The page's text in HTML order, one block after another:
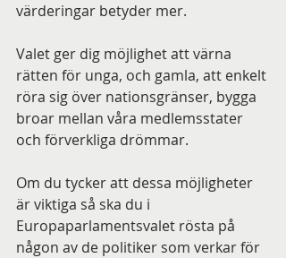
värderingar betyder mer.
Valet ger dig möjlighet att värna
rätten för unga, och gamla, att enkelt
röra sig över nationsgränser, bygga
broar mellan våra medlemsstater
och förverkliga drömmar.
Om du tycker att dessa möjligheter
är viktiga så ska du i
Europaparlamentsvalet rösta på
någon av de politiker som verkar för